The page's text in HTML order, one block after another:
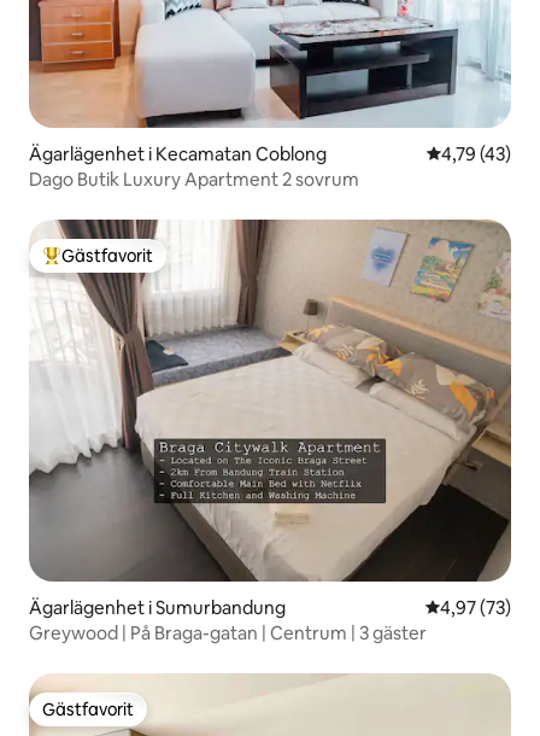
Ägarlägenhet i Kecamatan Coblong 4,79 av 5 i
4,79 (43)
Dago Butik Luxury Apartment 2 sovrum
Populär gästfavorit
Gästfavorit
Ägarlägenhet i Sumurbandung 4,97 av 5 i
4,97 (73)
Greywood | På Braga-gatan | Centrum | 3 gäster
Gästfavorit
Gästfavorit